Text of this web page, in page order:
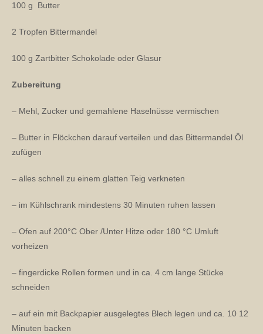
100 g Butter
2 Tropfen Bittermandel
100 g Zartbitter Schokolade oder Glasur
Zubereitung
– Mehl, Zucker und gemahlene Haselnüsse vermischen
– Butter in Flöckchen darauf verteilen und das Bittermandel Öl
zufügen
– alles schnell zu einem glatten Teig verkneten
– im Kühlschrank mindestens 30 Minuten ruhen lassen
– Ofen auf 200°C Ober /Unter Hitze oder 180 °C Umluft
vorheizen
– fingerdicke Rollen formen und in ca. 4 cm lange Stücke
schneiden
– auf ein mit Backpapier ausgelegtes Blech legen und ca. 10 12
Minuten backen